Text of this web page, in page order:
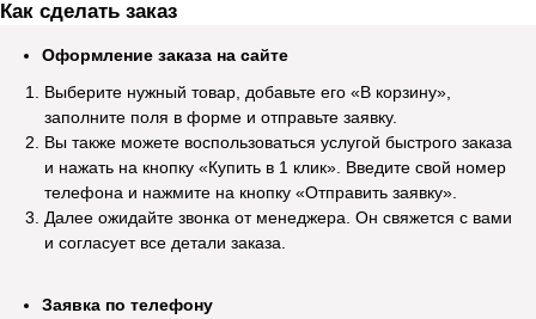
Как сделать заказ
Оформление заказа на сайте
Выберите нужный товар, добавьте его «В корзину»,
заполните поля в форме и отправьте заявку.
Вы также можете воспользоваться услугой быстрого заказа
и нажать на кнопку «Купить в 1 клик». Введите свой номер
телефона и нажмите на кнопку «Отправить заявку».
Далее ожидайте звонка от менеджера. Он свяжется с вами
и согласует все детали заказа.
Заявка по телефону
Покупаю здесь мебель уже четвертый
раз. Мне нравится. Соотношение цены и
качества. Вежливый персонал, приятно
покупателям делают индивидуальные
скидки. Спасибо!
хорошее. Покупали
качественно
довольны.